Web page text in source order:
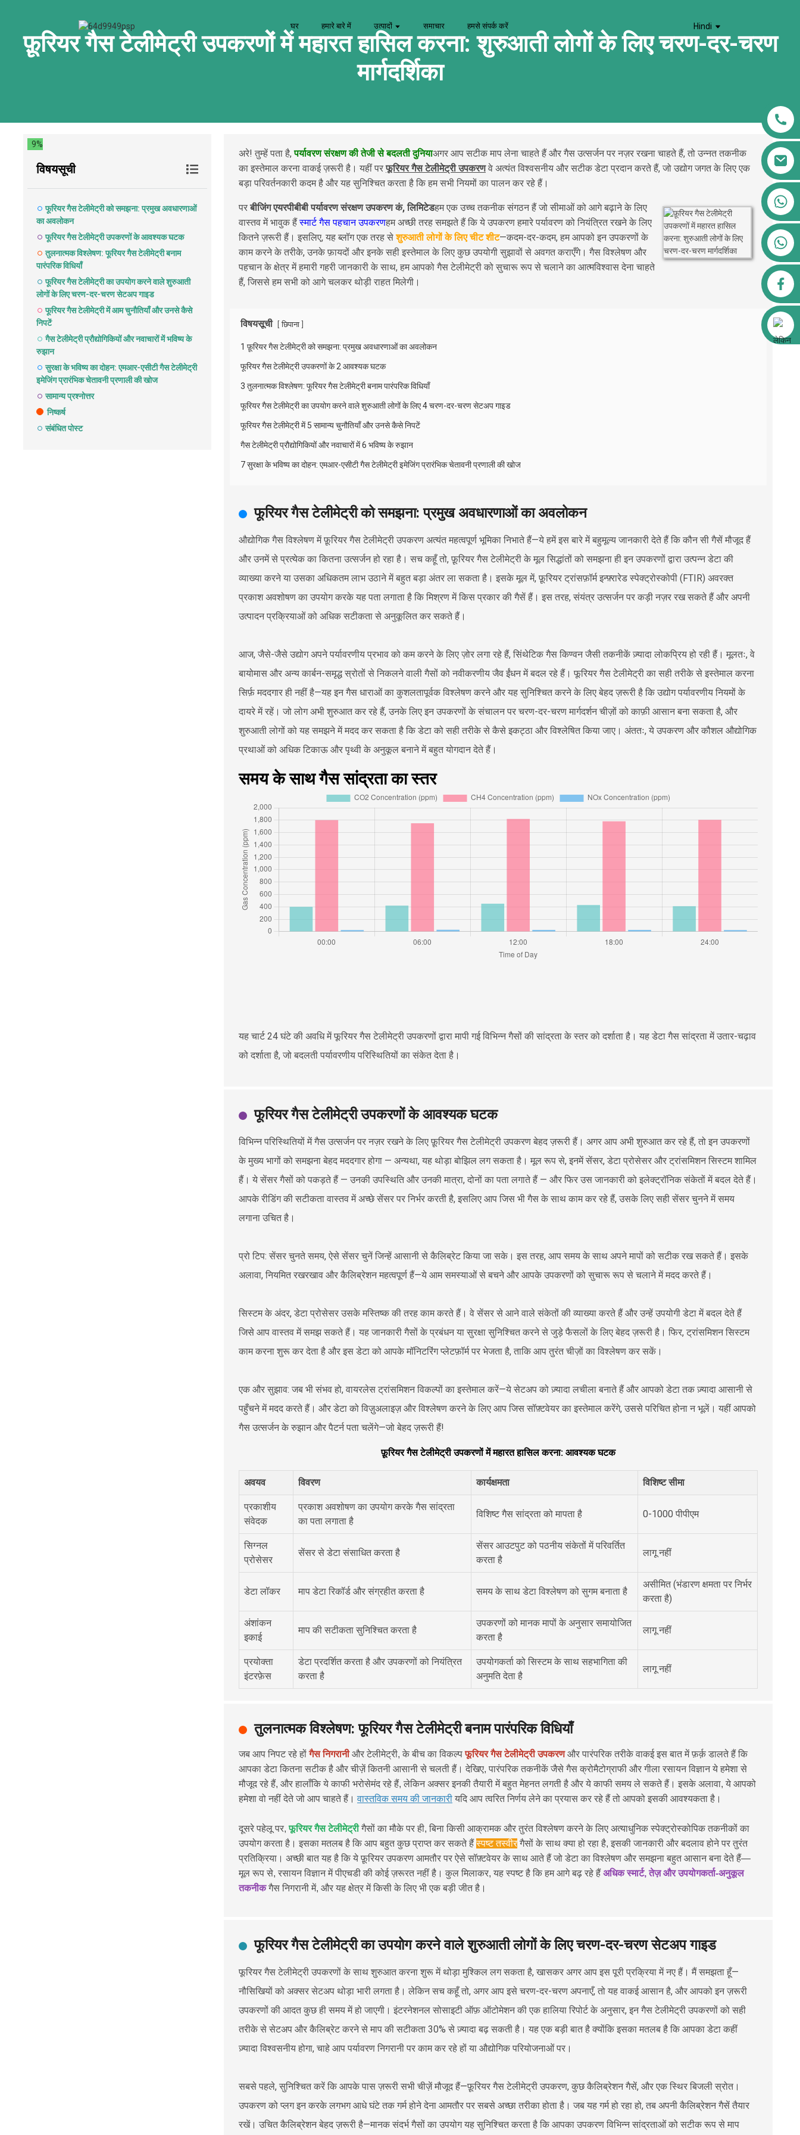
घर हमारे बारे में उत्पादों समाचार हमसे संपर्क करें Hindi
+86 13811100776
+86 13564951713
फ़ूरियर गैस टेलीमेट्री उपकरणों में महारत हासिल करना: शुरुआती लोगों के लिए चरण-दर-चरण
मार्गदर्शिका
9%
विषयसूची
फूरियर गैस टेलीमेट्री को समझना: प्रमुख अवधारणाओं
का अवलोकन
फूरियर गैस टेलीमेट्री उपकरणों के आवश्यक घटक
तुलनात्मक विश्लेषण: फूरियर गैस टेलीमेट्री बनाम
पारंपरिक विधियाँ
फूरियर गैस टेलीमेट्री का उपयोग करने वाले शुरुआती
लोगों के लिए चरण-दर-चरण सेटअप गाइड
फूरियर गैस टेलीमेट्री में आम चुनौतियाँ और उनसे कैसे
निपटें
गैस टेलीमेट्री प्रौद्योगिकियों और नवाचारों में भविष्य के
रुझान
सुरक्षा के भविष्य का दोहन: एमआर-एसीटी गैस टेलीमेट्री
इमेजिंग प्रारंभिक चेतावनी प्रणाली की खोज
सामान्य प्रश्नोत्तर
निष्कर्ष
संबंधित पोस्ट
अरे! तुम्हें पता है,पर्यावरण संरक्षण की तेजी से बदलती दुनियाअगर आप सटीक माप लेना चाहते हैं और गैस उत्सर्जन पर नज़र रखना चाहते हैं, तो उन्नत तकनीक
का इस्तेमाल करना वाकई ज़रूरी है। यहीं परफूरियर गैस टेलीमेट्री उपकरणवे अत्यंत विश्वसनीय और सटीक डेटा प्रदान करते हैं, जो उद्योग जगत के लिए एक
बड़ा परिवर्तनकारी कदम है और यह सुनिश्चित करता है कि हम सभी नियमों का पालन कर रहे हैं।
परबीजिंग एयरपीबीबी पर्यावरण संरक्षण उपकरण कं, लिमिटेडहम एक उच्च तकनीक संगठन हैं जो सीमाओं को आगे बढ़ाने के लिए
वास्तव में भावुक हैंस्मार्ट गैस पहचान उपकरणहम अच्छी तरह समझते हैं कि ये उपकरण हमारे पर्यावरण को नियंत्रित रखने के लिए
कितने ज़रूरी हैं। इसलिए, यह ब्लॉग एक तरह सेशुरुआती लोगों के लिए चीट शीट—कदम-दर-कदम, हम आपको इन उपकरणों के
काम करने के तरीके, उनके फ़ायदों और इनके सही इस्तेमाल के लिए कुछ उपयोगी सुझावों से अवगत कराएँगे। गैस विश्लेषण और
पहचान के क्षेत्र में हमारी गहरी जानकारी के साथ, हम आपको गैस टेलीमेट्री को सुचारू रूप से चलाने का आत्मविश्वास देना चाहते
हैं, जिससे हम सभी को आगे चलकर थोड़ी राहत मिलेगी।
विषयसूची छिपाना
1 फ़ूरियर गैस टेलीमेट्री को समझना: प्रमुख अवधारणाओं का अवलोकन
फूरियर गैस टेलीमेट्री उपकरणों के 2 आवश्यक घटक
3 तुलनात्मक विश्लेषण: फूरियर गैस टेलीमेट्री बनाम पारंपरिक विधियाँ
फूरियर गैस टेलीमेट्री का उपयोग करने वाले शुरुआती लोगों के लिए 4 चरण-दर-चरण सेटअप गाइड
फूरियर गैस टेलीमेट्री में 5 सामान्य चुनौतियाँ और उनसे कैसे निपटें
गैस टेलीमेट्री प्रौद्योगिकियों और नवाचारों में 6 भविष्य के रुझान
7 सुरक्षा के भविष्य का दोहन: एमआर-एसीटी गैस टेलीमेट्री इमेजिंग प्रारंभिक चेतावनी प्रणाली की खोज
फूरियर गैस टेलीमेट्री को समझना: प्रमुख अवधारणाओं का अवलोकन
औद्योगिक गैस विश्लेषण में फ़ूरियर गैस टेलीमेट्री उपकरण अत्यंत महत्वपूर्ण भूमिका निभाते हैं—ये हमें इस बारे में बहुमूल्य जानकारी देते हैं कि कौन सी गैसें मौजूद हैं
और उनमें से प्रत्येक का कितना उत्सर्जन हो रहा है। सच कहूँ तो, फ़ूरियर गैस टेलीमेट्री के मूल सिद्धांतों को समझना ही इन उपकरणों द्वारा उत्पन्न डेटा की
व्याख्या करने या उसका अधिकतम लाभ उठाने में बहुत बड़ा अंतर ला सकता है। इसके मूल में, फ़ूरियर ट्रांसफ़ॉर्म इन्फ़्रारेड स्पेक्ट्रोस्कोपी (FTIR) अवरक्त
प्रकाश अवशोषण का उपयोग करके यह पता लगाता है कि मिश्रण में किस प्रकार की गैसें हैं। इस तरह, संयंत्र उत्सर्जन पर कड़ी नज़र रख सकते हैं और अपनी
उत्पादन प्रक्रियाओं को अधिक सटीकता से अनुकूलित कर सकते हैं।
आज, जैसे-जैसे उद्योग अपने पर्यावरणीय प्रभाव को कम करने के लिए ज़ोर लगा रहे हैं, सिंथेटिक गैस किण्वन जैसी तकनीकें ज़्यादा लोकप्रिय हो रही हैं। मूलतः, वे
बायोमास और अन्य कार्बन-समृद्ध स्रोतों से निकलने वाली गैसों को नवीकरणीय जैव ईंधन में बदल रहे हैं। फूरियर गैस टेलीमेट्री का सही तरीके से इस्तेमाल करना
सिर्फ़ मददगार ही नहीं है—यह इन गैस धाराओं का कुशलतापूर्वक विश्लेषण करने और यह सुनिश्चित करने के लिए बेहद ज़रूरी है कि उद्योग पर्यावरणीय नियमों के
दायरे में रहें। जो लोग अभी शुरुआत कर रहे हैं, उनके लिए इन उपकरणों के संचालन पर चरण-दर-चरण मार्गदर्शन चीज़ों को काफ़ी आसान बना सकता है, और
शुरुआती लोगों को यह समझने में मदद कर सकता है कि डेटा को सही तरीके से कैसे इकट्ठा और विश्लेषित किया जाए। अंततः, ये उपकरण और कौशल औद्योगिक
प्रथाओं को अधिक टिकाऊ और पृथ्वी के अनुकूल बनाने में बहुत योगदान देते हैं।
समय के साथ गैस सांद्रता का स्तर
यह चार्ट 24 घंटे की अवधि में फूरियर गैस टेलीमेट्री उपकरणों द्वारा मापी गई विभिन्न गैसों की सांद्रता के स्तर को दर्शाता है। यह डेटा गैस सांद्रता में उतार-चढ़ाव
को दर्शाता है, जो बदलती पर्यावरणीय परिस्थितियों का संकेत देता है।
फूरियर गैस टेलीमेट्री उपकरणों के आवश्यक घटक
विभिन्न परिस्थितियों में गैस उत्सर्जन पर नज़र रखने के लिए फ़ूरियर गैस टेलीमेट्री उपकरण बेहद ज़रूरी हैं। अगर आप अभी शुरुआत कर रहे हैं, तो इन उपकरणों
के मुख्य भागों को समझना बेहद मददगार होगा — अन्यथा, यह थोड़ा बोझिल लग सकता है। मूल रूप से, इनमें सेंसर, डेटा प्रोसेसर और ट्रांसमिशन सिस्टम शामिल
हैं। ये सेंसर गैसों को पकड़ते हैं — उनकी उपस्थिति और उनकी मात्रा, दोनों का पता लगाते हैं — और फिर उस जानकारी को इलेक्ट्रॉनिक संकेतों में बदल देते हैं।
आपके रीडिंग की सटीकता वास्तव में अच्छे सेंसर पर निर्भर करती है, इसलिए आप जिस भी गैस के साथ काम कर रहे हैं, उसके लिए सही सेंसर चुनने में समय
लगाना उचित है।
प्रो टिप: सेंसर चुनते समय, ऐसे सेंसर चुनें जिन्हें आसानी से कैलिब्रेट किया जा सके। इस तरह, आप समय के साथ अपने मापों को सटीक रख सकते हैं। इसके
अलावा, नियमित रखरखाव और कैलिब्रेशन महत्वपूर्ण हैं—ये आम समस्याओं से बचने और आपके उपकरणों को सुचारू रूप से चलाने में मदद करते हैं।
सिस्टम के अंदर, डेटा प्रोसेसर उसके मस्तिष्क की तरह काम करते हैं। वे सेंसर से आने वाले संकेतों की व्याख्या करते हैं और उन्हें उपयोगी डेटा में बदल देते हैं
जिसे आप वास्तव में समझ सकते हैं। यह जानकारी गैसों के प्रबंधन या सुरक्षा सुनिश्चित करने से जुड़े फैसलों के लिए बेहद ज़रूरी है। फिर, ट्रांसमिशन सिस्टम
काम करना शुरू कर देता है और इस डेटा को आपके मॉनिटरिंग प्लेटफ़ॉर्म पर भेजता है, ताकि आप तुरंत चीज़ों का विश्लेषण कर सकें।
एक और सुझाव: जब भी संभव हो, वायरलेस ट्रांसमिशन विकल्पों का इस्तेमाल करें—ये सेटअप को ज़्यादा लचीला बनाते हैं और आपको डेटा तक ज़्यादा आसानी से
पहुँचने में मदद करते हैं। और डेटा को विज़ुअलाइज़ और विश्लेषण करने के लिए आप जिस सॉफ़्टवेयर का इस्तेमाल करेंगे, उससे परिचित होना न भूलें। यहीं आपको
गैस उत्सर्जन के रुझान और पैटर्न पता चलेंगे—जो बेहद ज़रूरी हैं!
फ़ूरियर गैस टेलीमेट्री उपकरणों में महारत हासिल करना: आवश्यक घटक
अवयव विवरण कार्यक्षमता विशिष्ट सीमा
प्रकाशीय
संवेदक
प्रकाश अवशोषण का उपयोग करके गैस सांद्रता
का पता लगाता है
विशिष्ट गैस सांद्रता को मापता है 0-1000 पीपीएम
सिग्नल
प्रोसेसर
सेंसर से डेटा संसाधित करता है
सेंसर आउटपुट को पठनीय संकेतों में परिवर्तित
करता है
लागू नहीं
डेटा लॉकर माप डेटा रिकॉर्ड और संग्रहीत करता है समय के साथ डेटा विश्लेषण को सुगम बनाता है
असीमित (भंडारण क्षमता पर निर्भर
करता है)
अंशांकन
इकाई
माप की सटीकता सुनिश्चित करता है
उपकरणों को मानक मापों के अनुसार समायोजित
करता है
लागू नहीं
प्रयोक्ता
इंटरफ़ेस
डेटा प्रदर्शित करता है और उपकरणों को नियंत्रित
करता है
उपयोगकर्ता को सिस्टम के साथ सहभागिता की
अनुमति देता है
लागू नहीं
तुलनात्मक विश्लेषण: फूरियर गैस टेलीमेट्री बनाम पारंपरिक विधियाँ
जब आप निपट रहे होंगैस निगरानीऔर टेलीमेट्री, के बीच का विकल्पफूरियर गैस टेलीमेट्री उपकरणऔर पारंपरिक तरीके वाकई इस बात में फ़र्क़ डालते हैं कि
आपका डेटा कितना सटीक है और चीज़ें कितनी आसानी से चलती हैं। देखिए, पारंपरिक तकनीकें जैसे गैस क्रोमैटोग्राफी और गीला रसायन विज्ञानये हमेशा से
मौजूद रहे हैं, और हालाँकि ये काफी भरोसेमंद रहे हैं, लेकिन अक्सर इनकी तैयारी में बहुत मेहनत लगती है और ये काफी समय ले सकते हैं। इसके अलावा, ये आपको
हमेशा वो नहीं देते जो आप चाहते हैं।वास्तविक समय की जानकारी यदि आप त्वरित निर्णय लेने का प्रयास कर रहे हैं तो आपको इसकी आवश्यकता है।
दूसरे पहेलू पर,फूरियर गैस टेलीमेट्रीगैसों का मौके पर ही, बिना किसी आक्रामक और तुरंत विश्लेषण करने के लिए अत्याधुनिक स्पेक्ट्रोस्कोपिक तकनीकों का
उपयोग करता है। इसका मतलब है कि आप बहुत कुछ प्राप्त कर सकते हैं स्पष्ट तस्वीर गैसों के साथ क्या हो रहा है, इसकी जानकारी और बदलाव होने पर तुरंत
प्रतिक्रिया। अच्छी बात यह है कि ये फ़ूरियर उपकरण आमतौर पर ऐसे सॉफ़्टवेयर के साथ आते हैं जो डेटा का विश्लेषण और समझना बहुत आसान बना देते हैं—
मूल रूप से, रसायन विज्ञान में पीएचडी की कोई ज़रूरत नहीं है। कुल मिलाकर, यह स्पष्ट है कि हम आगे बढ़ रहे हैं अधिक स्मार्ट, तेज़ और उपयोगकर्ता-अनुकूल
तकनीकगैस निगरानी में, और यह क्षेत्र में किसी के लिए भी एक बड़ी जीत है।
फूरियर गैस टेलीमेट्री का उपयोग करने वाले शुरुआती लोगों के लिए चरण-दर-चरण सेटअप गाइड
फूरियर गैस टेलीमेट्री उपकरणों के साथ शुरुआत करना शुरू में थोड़ा मुश्किल लग सकता है, खासकर अगर आप इस पूरी प्रक्रिया में नए हैं। मैं समझता हूँ—
नौसिखियों को अक्सर सेटअप थोड़ा भारी लगता है। लेकिन सच कहूँ तो, अगर आप इसे चरण-दर-चरण अपनाएँ, तो यह वाकई आसान है, और आपको इन ज़रूरी
उपकरणों की आदत कुछ ही समय में हो जाएगी। इंटरनेशनल सोसाइटी ऑफ़ ऑटोमेशन की एक हालिया रिपोर्ट के अनुसार, इन गैस टेलीमेट्री उपकरणों को सही
तरीके से सेटअप और कैलिब्रेट करने से माप की सटीकता 30% से ज़्यादा बढ़ सकती है। यह एक बड़ी बात है क्योंकि इसका मतलब है कि आपका डेटा कहीं
ज़्यादा विश्वसनीय होगा, चाहे आप पर्यावरण निगरानी पर काम कर रहे हों या औद्योगिक परियोजनाओं पर।
सबसे पहले, सुनिश्चित करें कि आपके पास ज़रूरी सभी चीज़ें मौजूद हैं—फ़ूरियर गैस टेलीमेट्री उपकरण, कुछ कैलिब्रेशन गैसें, और एक स्थिर बिजली स्रोत।
उपकरण को प्लग इन करके लगभग आधे घंटे तक गर्म होने देना आमतौर पर सबसे अच्छा तरीका होता है। जब यह गर्म हो रहा हो, तब अपनी कैलिब्रेशन गैसें तैयार
रखें। उचित कैलिब्रेशन बेहद ज़रूरी है—मानक संदर्भ गैसों का उपयोग यह सुनिश्चित करता है कि आपका उपकरण विभिन्न सांद्रताओं को सटीक रूप से माप